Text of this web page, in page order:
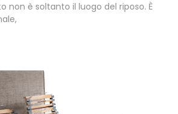
non è soltanto il luogo del riposo. È